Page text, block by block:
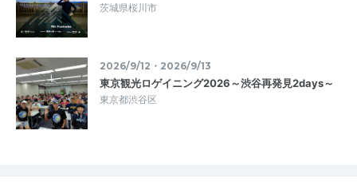
茨城県桜川市
2026/9/12・2026/9/13
東京観光ロゲイニング2026～渋谷再発見2days～
東京都渋谷区